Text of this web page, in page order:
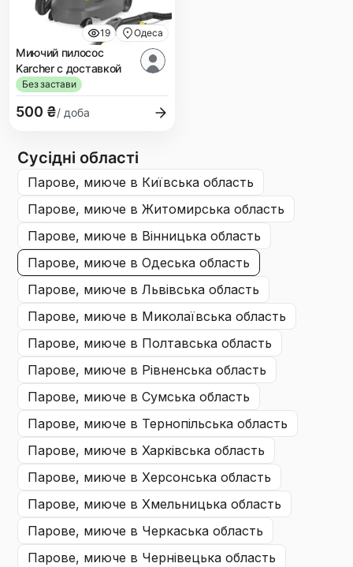
19 Одеса
Миючий пилосос
Karcher с доставкой
Без застави
500 ₴/ доба
Сусідні області
парове, миюче в Київська область
парове, миюче в Житомирська область
парове, миюче в Вінницька область
парове, миюче в Одеська область
парове, миюче в Львівська область
парове, миюче в Миколаївська область
парове, миюче в Полтавська область
парове, миюче в Рівненська область
парове, миюче в Сумська область
парове, миюче в Тернопільська область
парове, миюче в Харківська область
парове, миюче в Херсонська область
парове, миюче в Хмельницька область
парове, миюче в Черкаська область
парове, миюче в Чернівецька область